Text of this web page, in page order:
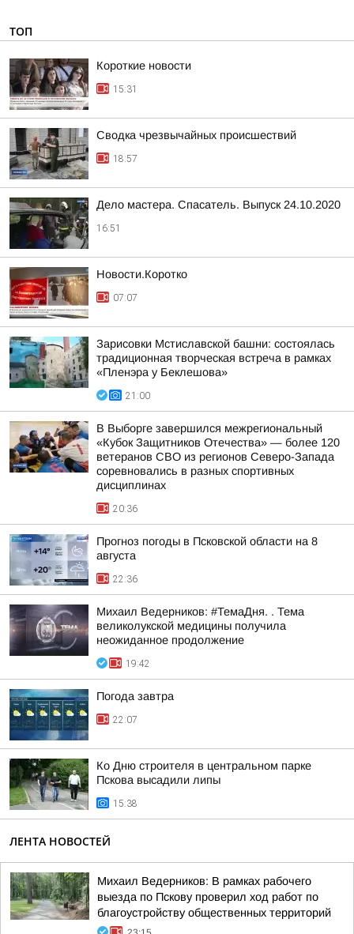
ТОП
Короткие новости
15:31
Сводка чрезвычайных происшествий
18:57
Дело мастера. Спасатель. Выпуск 24.10.2020
16:51
Новости.Коротко
07:07
Зарисовки Мстиславской башни: состоялась
традиционная творческая встреча в рамках
«Пленэра у Беклешова»
21:00
В Выборге завершился межрегиональный
«Кубок Защитников Отечества» — более 120
ветеранов СВО из регионов Северо-Запада
соревновались в разных спортивных
дисциплинах
20:36
Прогноз погоды в Псковской области на 8
августа
22:36
Михаил Ведерников: #ТемаДня. . Тема
великолукской медицины получила
неожиданное продолжение
19:42
Погода завтра
22:07
Ко Дню строителя в центральном парке
Пскова высадили липы
15:38
ЛЕНТА НОВОСТЕЙ
Михаил Ведерников: В рамках рабочего
выезда по Пскову проверил ход работ по
благоустройству общественных территорий